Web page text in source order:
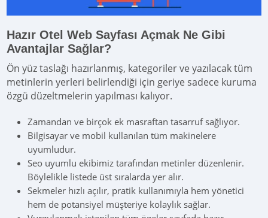
Hazır Otel Web Sayfası Açmak Ne Gibi
Avantajlar Sağlar?
Ön yüz taslağı hazırlanmış, kategoriler ve yazılacak tüm
metinlerin yerleri belirlendiği için geriye sadece kuruma
özgü düzeltmelerin yapılması kalıyor.
Zamandan ve birçok ek masraftan tasarruf sağlıyor.
Bilgisayar ve mobil kullanılan tüm makinelere
uyumludur.
Seo uyumlu ekibimiz tarafından metinler düzenlenir.
Böylelikle listede üst sıralarda yer alır.
Sekmeler hızlı açılır, pratik kullanımıyla hem yönetici
hem de potansiyel müşteriye kolaylık sağlar.